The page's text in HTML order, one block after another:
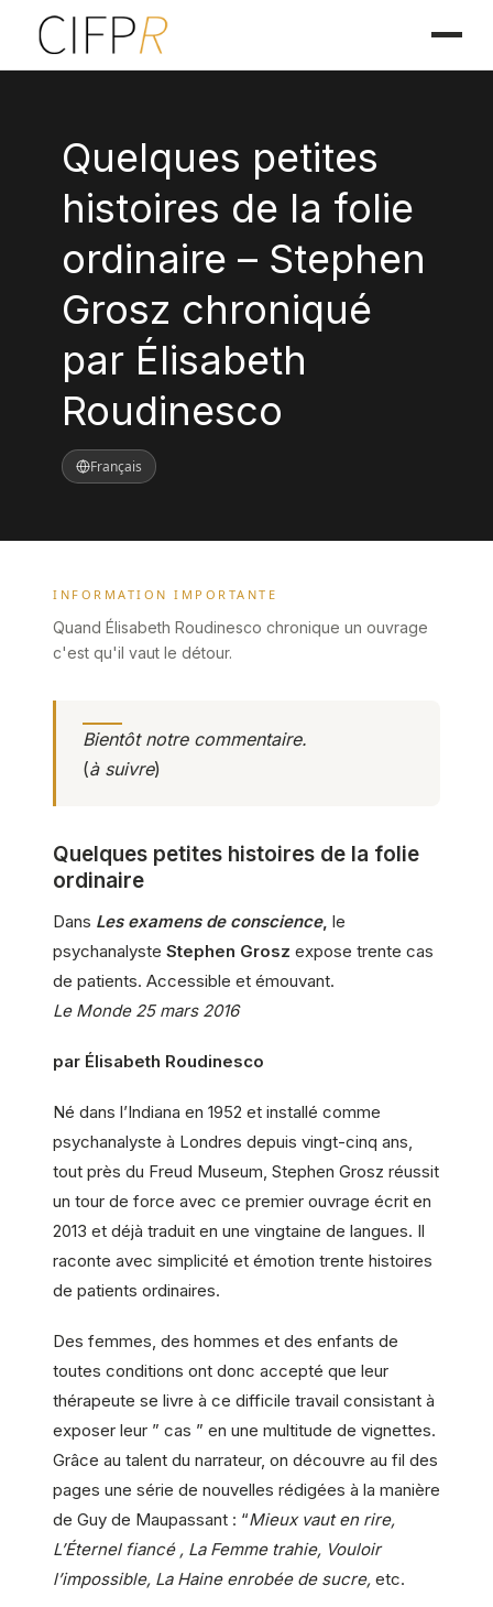
Quelques petites
histoires de la folie
ordinaire – Stephen
Grosz chroniqué
par Élisabeth
Roudinesco
Français
INFORMATION IMPORTANTE
Quand Élisabeth Roudinesco chronique un ouvrage
c'est qu'il vaut le détour.
Bientôt notre commentaire.
(à suivre)
Quelques petites histoires de la folie
ordinaire
Dans Les examens de conscience, le
psychanalyste Stephen Grosz expose trente cas
de patients. Accessible et émouvant.
Le Monde 25 mars 2016
par Élisabeth Roudinesco
Né dans l’Indiana en 1952 et installé comme
psychanalyste à Londres depuis vingt-cinq ans,
tout près du Freud Museum, Stephen Grosz réussit
un tour de force avec ce premier ouvrage écrit en
2013 et déjà traduit en une vingtaine de langues. Il
raconte avec simplicité et émotion trente histoires
de patients ordinaires.
Des femmes, des hommes et des enfants de
toutes conditions ont donc accepté que leur
thérapeute se livre à ce difficile travail consistant à
exposer leur ” cas ” en une multitude de vignettes.
Grâce au talent du narrateur, on découvre au fil des
pages une série de nouvelles rédigées à la manière
de Guy de Maupassant : “Mieux vaut en rire,
L’Éternel fiancé , La Femme trahie, Vouloir
l’impossible, La Haine enrobée de sucre, etc.